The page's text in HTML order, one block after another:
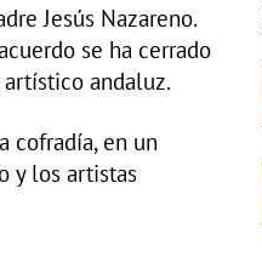
Jesús Nazareno.
se ha cerrado
andaluz.
cofradía, en un
y los artistas